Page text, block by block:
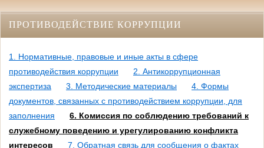
ПРОТИВОДЕЙСТВИЕ КОРРУПЦИИ
1. Нормативные, правовые и иные акты в сфере
противодействия коррупции
2. Антикоррупционная
экспертиза
3. Методические материалы
4. Формы
документов, связанных с противодействием коррупции, для
заполнения
6. Комиссия по соблюдению требований к
служебному поведению и урегулированию конфликта
интересов
7. Обратная связь для сообщения о фактах